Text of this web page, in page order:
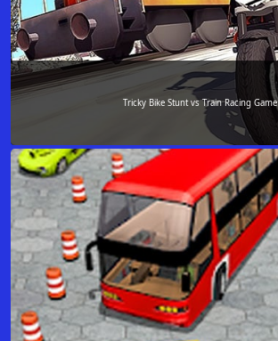
Tricky Bike Stunt vs Train Racing Game